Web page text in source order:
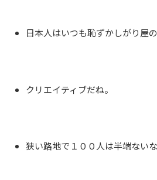
日本人はいつも恥ずかしがり屋の
クリエイティブだね。
狭い路地で１００人は半端ないな